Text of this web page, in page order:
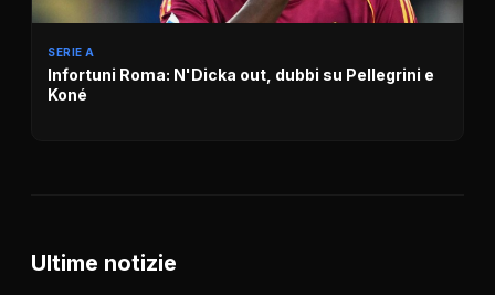
SERIE A
Infortuni Roma: N'Dicka out, dubbi su Pellegrini e
Koné
Ultime notizie